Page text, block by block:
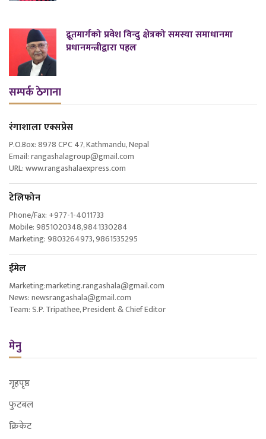
द्रूतमार्गको प्रवेश विन्दु क्षेत्रको समस्या समाधानमा
प्रधानमन्त्रीद्वारा पहल
सम्पर्क ठेगाना
रंगाशाला एक्सप्रेस
P.O.Box: 8978 CPC 47, Kathmandu, Nepal
Email: rangashalagroup@gmail.com
URL: www.rangashalaexpress.com
टेलिफोन
Phone/Fax: +977-1-4011733
Mobile: 9851020348,9841330284
Marketing: 9803264973, 9861535295
ईमेल
Marketing:marketing.rangashala@gmail.com
News: newsrangashala@gmail.com
Team: S.P. Tripathee, President & Chief Editor
मेनु
गृहपृष्ठ
फुटबल
क्रिकेट